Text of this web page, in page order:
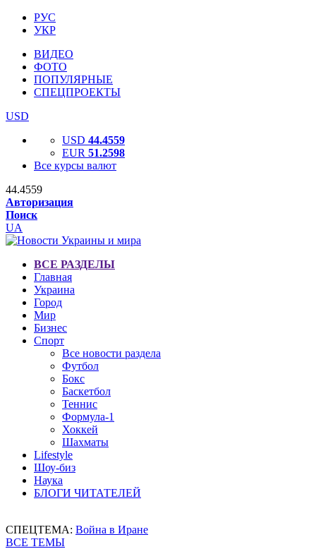
РУС
УКР
ВИДЕО
ФОТО
ПОПУЛЯРНЫЕ
СПЕЦПРОЕКТЫ
USD
USD 44.4559
EUR 51.2598
Все курсы валют
44.4559
Авторизация
Поиск
UA
ВСЕ РАЗДЕЛЫ
Главная
Украина
Город
Мир
Бизнес
Спорт
Все новости раздела
Футбол
Бокс
Баскетбол
Теннис
Формула-1
Хоккей
Шахматы
Lifestyle
Шоу-биз
Наука
БЛОГИ ЧИТАТЕЛЕЙ
СПЕЦТЕМА: Война в Иране
ВСЕ ТЕМЫ